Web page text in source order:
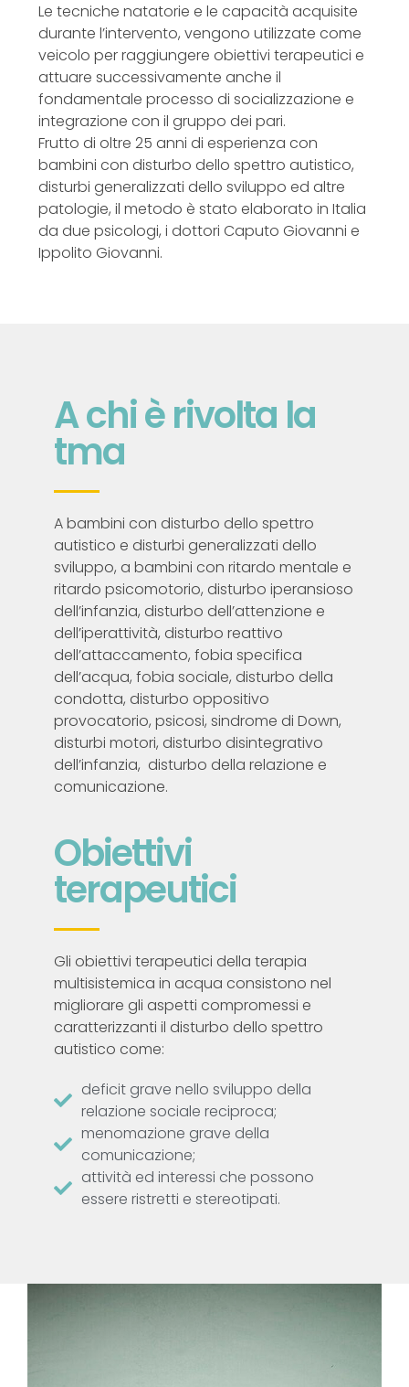
Le tecniche natatorie e le capacità acquisite
durante l’intervento, vengono utilizzate come
veicolo per raggiungere obiettivi terapeutici e
attuare successivamente anche il
fondamentale processo di socializzazione e
integrazione con il gruppo dei pari.
Frutto di oltre 25 anni di esperienza con
bambini con disturbo dello spettro autistico,
disturbi generalizzati dello sviluppo ed altre
patologie, il metodo è stato elaborato in Italia
da due psicologi, i dottori Caputo Giovanni e
Ippolito Giovanni.
A chi è rivolta la
tma
A bambini con disturbo dello spettro
autistico e disturbi generalizzati dello
sviluppo, a bambini con ritardo mentale e
ritardo psicomotorio, disturbo iperansioso
dell’infanzia, disturbo dell’attenzione e
dell’iperattività, disturbo reattivo
dell’attaccamento, fobia specifica
dell’acqua, fobia sociale, disturbo della
condotta, disturbo oppositivo
provocatorio, psicosi, sindrome di Down,
disturbi motori, disturbo disintegrativo
dell’infanzia, disturbo della relazione e
comunicazione.
Obiettivi
terapeutici
Gli obiettivi terapeutici della terapia
multisistemica in acqua consistono nel
migliorare gli aspetti compromessi e
caratterizzanti il disturbo dello spettro
autistico come:
deficit grave nello sviluppo della
relazione sociale reciproca;
menomazione grave della
comunicazione;
attività ed interessi che possono
essere ristretti e stereotipati.